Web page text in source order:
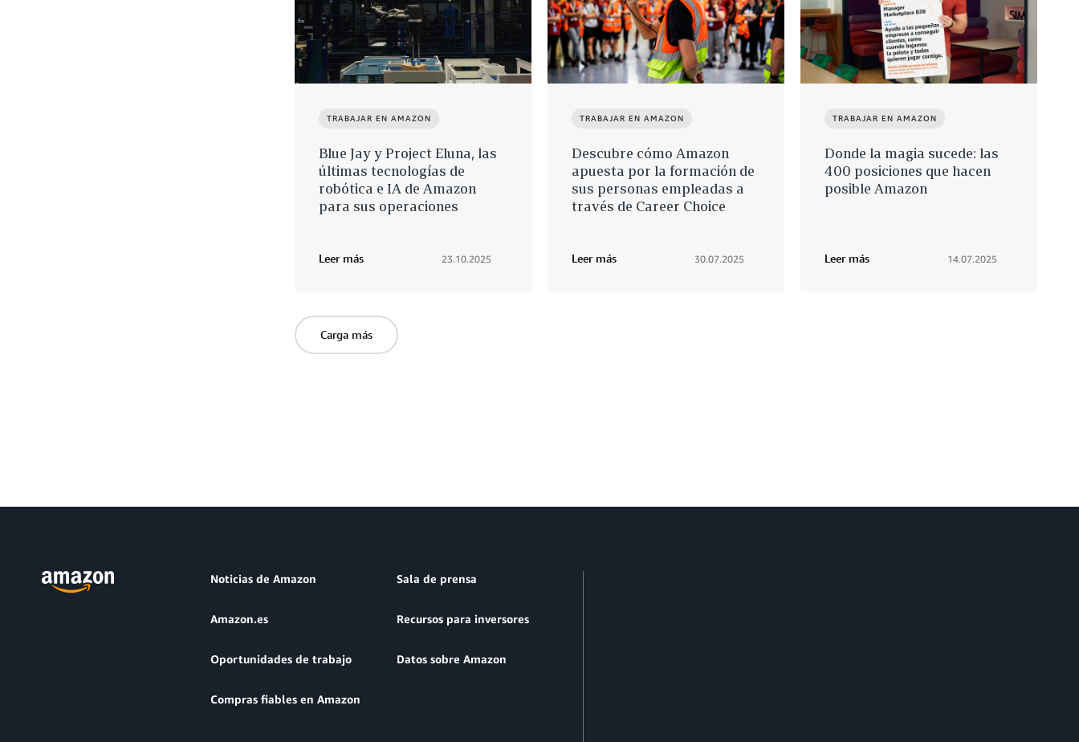
TRABAJAR EN AMAZON
Blue Jay y Project Eluna, las
últimas tecnologías de
robótica e IA de Amazon
para sus operaciones
Leer más 23.10.2025
TRABAJAR EN AMAZON
Descubre cómo Amazon
apuesta por la formación de
sus personas empleadas a
través de Career Choice
Leer más 30.07.2025
TRABAJAR EN AMAZON
Donde la magia sucede: las
400 posiciones que hacen
posible Amazon
Leer más 14.07.2025
Carga más
Noticias de Amazon Sala de prensa
Amazon.es Recursos para inversores
Oportunidades de trabajo Datos sobre Amazon
Compras fiables en Amazon